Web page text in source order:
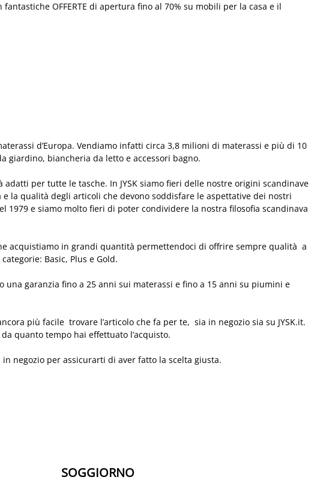
OFFERTE di apertura fino al 70% su mobili per la casa e il
d’Europa. Vendiamo infatti circa 3,8 milioni di materassi e più di 10
giardino, biancheria da letto e accessori bagno.
per tutte le tasche. In JYSK siamo fieri delle nostre origini scandinave
la qualità degli articoli che devono soddisfare le aspettative dei nostri
e siamo molto fieri di poter condividere la nostra filosofia scandinava
acquistiamo in grandi quantità permettendoci di offrire sempre qualità a
Basic, Plus e Gold.
garanzia fino a 25 anni sui materassi e fino a 15 anni su piumini e
più facile trovare l’articolo che fa per te, sia in negozio sia su JYSK.it.
quanto tempo hai effettuato l’acquisto.
negozio per assicurarti di aver fatto la scelta giusta.
SOGGIORNO